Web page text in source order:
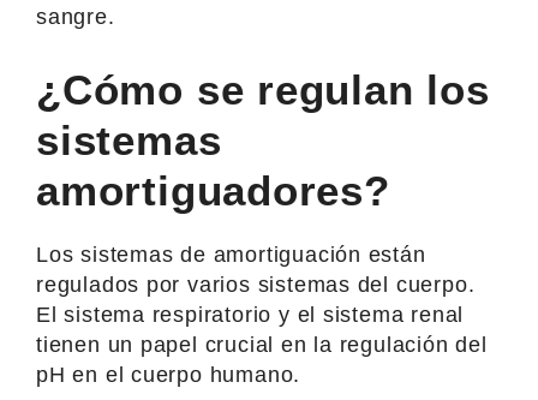
sangre.
¿Cómo se regulan los
sistemas
amortiguadores?
Los sistemas de amortiguación están
regulados por varios sistemas del cuerpo.
El sistema respiratorio y el sistema renal
tienen un papel crucial en la regulación del
pH en el cuerpo humano.